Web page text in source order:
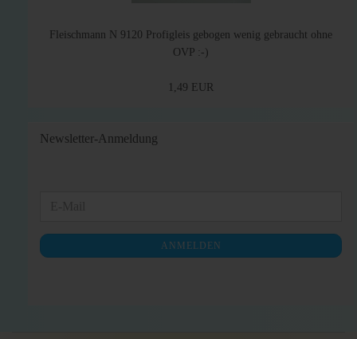
Fleischmann N 9120 Profigleis gebogen wenig gebraucht ohne
OVP :-)
1,49 EUR
Newsletter-Anmeldung
NEWSLETTER-
ANMELDUNG
ANMELDEN